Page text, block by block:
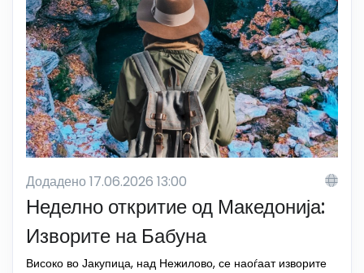
Додадено 17.06.2026 13:00
Неделно откритие од Македонија:
Изворите на Бабуна
Високо во Јакупица, над Нежилово, се наоѓаат изворите